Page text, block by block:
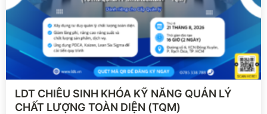
Xem chi tiết
LDT CHIÊU SINH KHÓA KỸ NĂNG QUẢN LÝ
CHẤT LƯỢNG TOÀN DIỆN (TQM)